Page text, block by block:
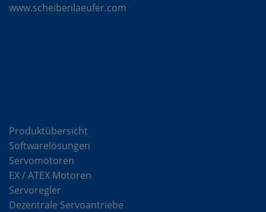
www.scheibenlaeufer.com
Produktübersicht
Softwarelösungen
Servomotoren
EX / ATEX Motoren
Servoregler
Dezentrale Servoantriebe